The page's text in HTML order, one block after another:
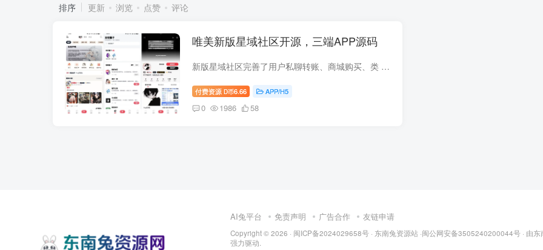
排序 更新 浏览 点赞 评论
唯美新版星域社区开源，三端APP源码
新版星域社区完善了用户私聊转账、商城购买、类 似于闲鱼一样的功能，可以在星域社区买卖，完美的解决了以往社区没有购买等问题！超级好看又实用的社区新版星域社区全端支持Ios、APP、H5，三端...
付费资源 D币6.66 APP/H5
0 1986 58
AI兔平台 免责声明 广告合作 友链申请
Copyright © 2026 · 闽ICP备2024029658号 · 东南兔资源站 ·闽公网安备3505240200044号 · 由东
强力驱动.